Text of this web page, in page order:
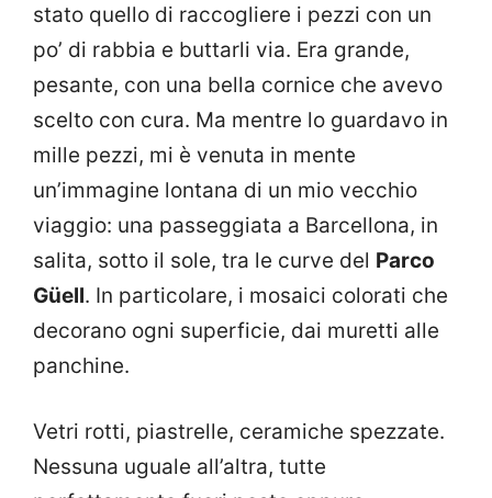
stato quello di raccogliere i pezzi con un
po’ di rabbia e buttarli via. Era grande,
pesante, con una bella cornice che avevo
scelto con cura. Ma mentre lo guardavo in
mille pezzi, mi è venuta in mente
un’immagine lontana di un mio vecchio
viaggio: una passeggiata a Barcellona, in
salita, sotto il sole, tra le curve del Parco
Güell. In particolare, i mosaici colorati che
decorano ogni superficie, dai muretti alle
panchine.
Vetri rotti, piastrelle, ceramiche spezzate.
Nessuna uguale all’altra, tutte